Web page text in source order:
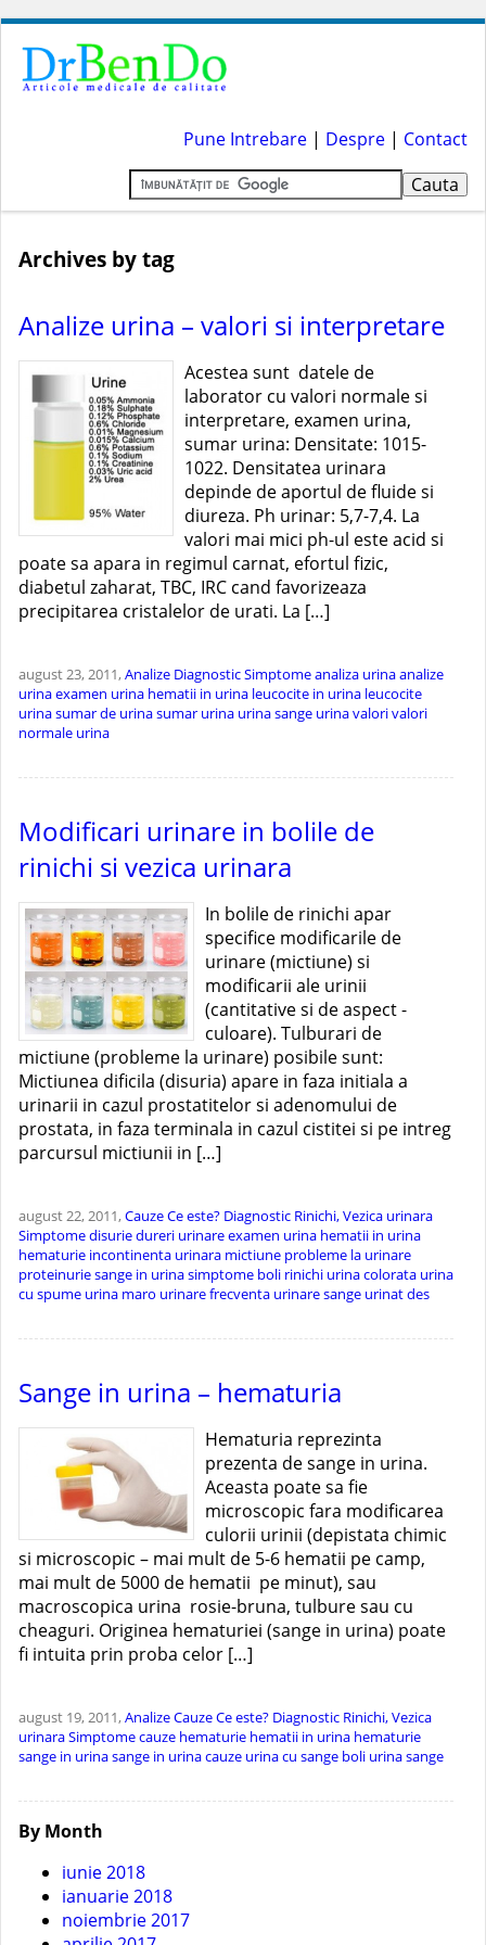
Pune Intrebare | Despre | Contact
Archives by tag
Analize urina – valori si interpretare
Acestea sunt datele de
laborator cu valori normale si
interpretare, examen urina,
sumar urina: Densitate: 1015-
1022. Densitatea urinara
depinde de aportul de fluide si
diureza. Ph urinar: 5,7-7,4. La
valori mai mici ph-ul este acid si
poate sa apara in regimul carnat, efortul fizic,
diabetul zaharat, TBC, IRC cand favorizeaza
precipitarea cristalelor de urati. La […]
august 23, 2011,Analize DiagnosticSimptomeanaliza urinaanalize
urinaexamen urina hematii in urina leucocite in urina leucocite
urinasumar de urinasumar urina urina sange urina valorivalori
normale urina
Modificari urinare in bolile de
rinichi si vezica urinara
In bolile de rinichi apar
specifice modificarile de
urinare (mictiune) si
modificarii ale urinii
(cantitative si de aspect -
culoare). Tulburari de
mictiune (probleme la urinare) posibile sunt:
Mictiunea dificila (disuria) apare in faza initiala a
urinarii in cazul prostatitelor si adenomului de
prostata, in faza terminala in cazul cistitei si pe intreg
parcursul mictiunii in […]
august 22, 2011,CauzeCe este? Diagnostic Rinichi, Vezica urinara
Simptomedisuriedureri urinareexamen urina hematii in urina
hematurie incontinenta urinara mictiune probleme la urinare
proteinuriesange in urinasimptome boli rinichi urina colorata urina
cu spume urina maro urinare frecventa urinare sange urinat des
Sange in urina – hematuria
Hematuria reprezinta
prezenta de sange in urina.
Aceasta poate sa fie
microscopic fara modificarea
culorii urinii (depistata chimic
si microscopic – mai mult de 5-6 hematii pe camp,
mai mult de 5000 de hematii pe minut), sau
macroscopica urina rosie-bruna, tulbure sau cu
cheaguri. Originea hematuriei (sange in urina) poate
fi intuita prin proba celor […]
august 19, 2011,AnalizeCauzeCe este? Diagnostic Rinichi, Vezica
urinaraSimptomecauze hematurie hematii in urina hematurie
sange in urinasange in urina cauze urina cu sange boli urina sange
By Month
iunie 2018
ianuarie 2018
noiembrie 2017